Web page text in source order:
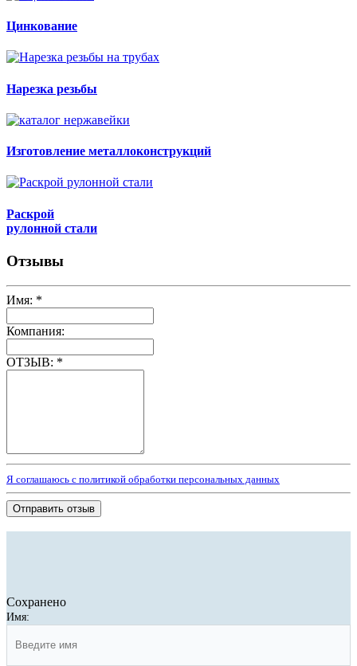
Цинкование
Нарезка резьбы
Изготовление металлоконструкций
Раскрой
рулонной стали
Отзывы
Имя: *
Компания:
ОТЗЫВ: *
Я соглашаюсь с политикой обработки персональных данных
Отправить отзыв
Сохранено
Имя: